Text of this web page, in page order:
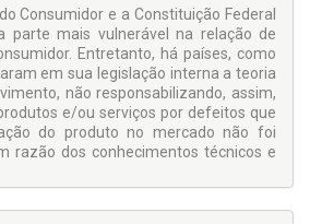
Consumidor e a Constituição Federal
parte mais vulnerável na relação de
Entretanto, há países, como
em sua legislação interna a teoria
não responsabilizando, assim,
e/ou serviços por defeitos que
do produto no mercado não foi
razão dos conhecimentos técnicos e